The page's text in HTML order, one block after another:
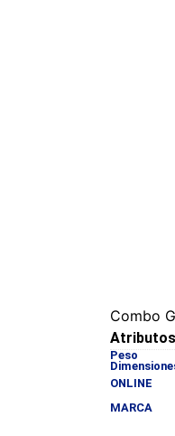
Combo
Peso
ONLINE
MARCA